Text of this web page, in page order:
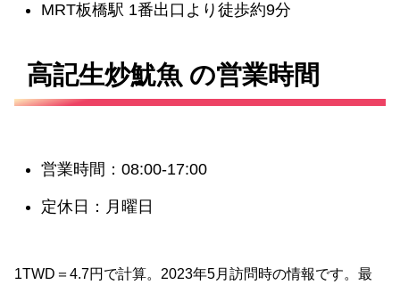
MRT板橋駅 1番出口より徒歩約9分
高記生炒魷魚 の営業時間
営業時間：08:00-17:00
定休日：月曜日
1TWD＝4.7円で計算。2023年5月訪問時の情報です。最